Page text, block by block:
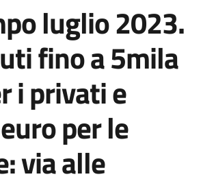
luglio 2023.
fino a 5mila
i privati e
per le
via alle